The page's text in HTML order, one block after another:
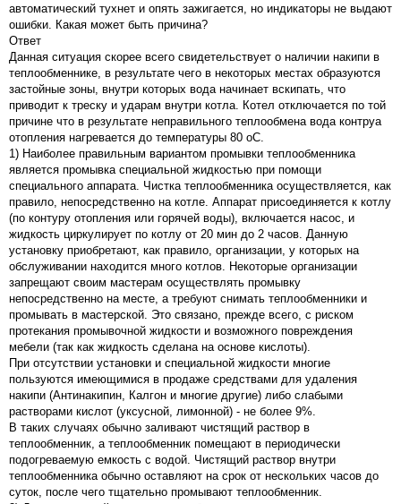
и
е
автоматический тухнет и опять зажигается, но индикаторы не выдают
ошибки. Какая может быть причина?
Ответ
Данная ситуация скорее всего свидетельствует о наличии накипи в
теплообменнике, в результате чего в некоторых местах образуются
застойные зоны, внутри которых вода начинает вскипать, что
приводит к треску и ударам внутри котла. Котел отключается по той
причине что в результате неправильного теплообмена вода контруа
отопления нагревается до температуры 80 оС.
1) Наиболее правильным вариантом промывки теплообменника
является промывка специальной жидкостью при помощи
специального аппарата. Чистка теплообменника осуществляется, как
правило, непосредственно на котле. Аппарат присоединяется к котлу
(по контуру отопления или горячей воды), включается насос, и
жидкость циркулирует по котлу от 20 мин до 2 часов. Данную
установку приобретают, как правило, организации, у которых на
обслуживании находится много котлов. Некоторые организации
запрещают своим мастерам осуществлять промывку
непосредственно на месте, а требуют снимать теплообменники и
промывать в мастерской. Это связано, прежде всего, с риском
протекания промывочной жидкости и возможного повреждения
мебели (так как жидкость сделана на основе кислоты).
При отсутствии установки и специальной жидкости многие
пользуются имеющимися в продаже средствами для удаления
накипи (Антинакипин, Калгон и многие другие) либо слабыми
растворами кислот (уксусной, лимонной) - не более 9%.
В таких случаях обычно заливают чистящий раствор в
теплообменник, а теплообменник помещают в периодически
подогреваемую емкость с водой. Чистящий раствор внутри
теплообменника обычно оставляют на срок от нескольких часов до
суток, после чего тщательно промывают теплообменник.